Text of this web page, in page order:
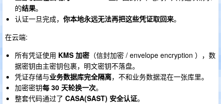
的结果。
认证一旦完成， 你本地永远无法再把这些凭证取回来。
在云端:
所有凭证使用 KMS 加密 （信封加密 / envelope encryption ），数
据密钥由主密钥包裹，明文密钥不落盘。
凭证存储与业务数据库完全隔离，不和业务数据混在一张库里。
加密密钥每 30 天轮换一次。
整套代码通过了 CASA(SAST) 安全认证。